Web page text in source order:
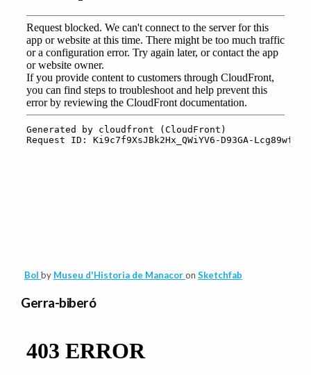
Bol by Museu d'Historia de Manacoron Sketchfab
Gerra-biberó